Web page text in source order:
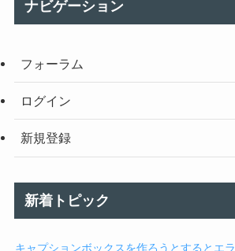
ナビゲーション
フォーラム
ログイン
新規登録
新着トピック
キャプションボックスを作ろうとするとエ